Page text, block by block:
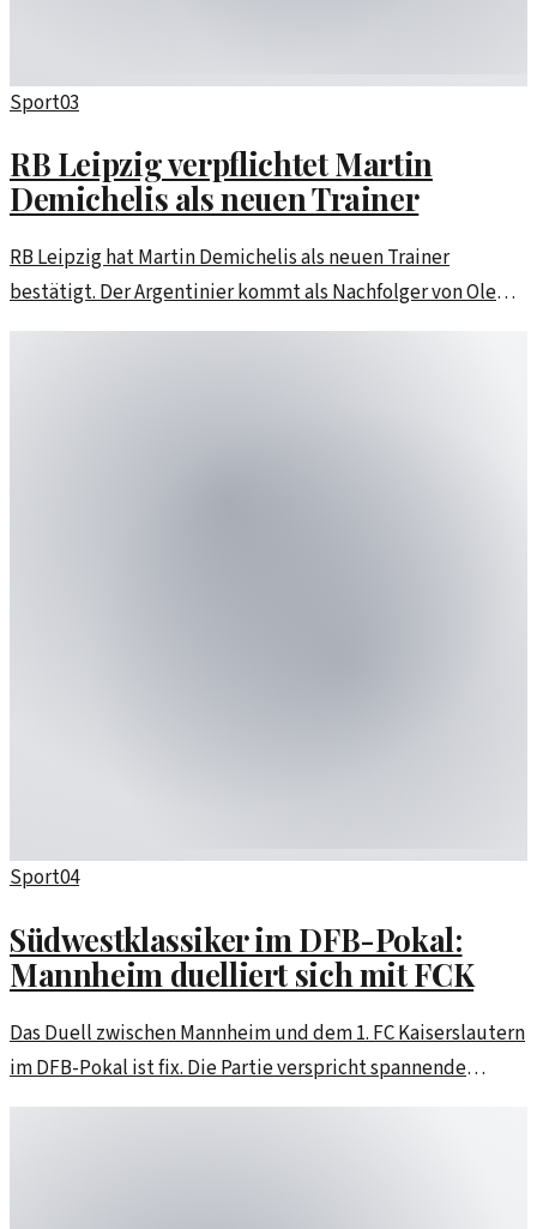
Sport03
RB Leipzig verpflichtet Martin
Demichelis als neuen Trainer
RB Leipzig hat Martin Demichelis als neuen Trainer
bestätigt. Der Argentinier kommt als Nachfolger von Ole
Werner und bringt frischen Wind ins Team.
Sport04
Südwestklassiker im DFB-Pokal:
Mannheim duelliert sich mit FCK
Das Duell zwischen Mannheim und dem 1. FC Kaiserslautern
im DFB-Pokal ist fix. Die Partie verspricht spannende
Unterhaltung und viele Emotionen. Jetzt steht auch der